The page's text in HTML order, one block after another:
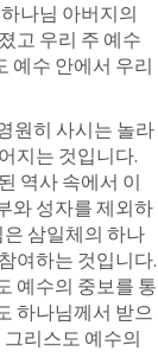
나님 아버지의
고 우리 주 예수
예수 안에서 우리
원히 사시는 놀라
지는 것입니다.
역사 속에서 이
와 성자를 제외하
삼일체의 하나
여하는 것입니다.
예수의 중보를 통
하나님께서 받으
리스도 예수의